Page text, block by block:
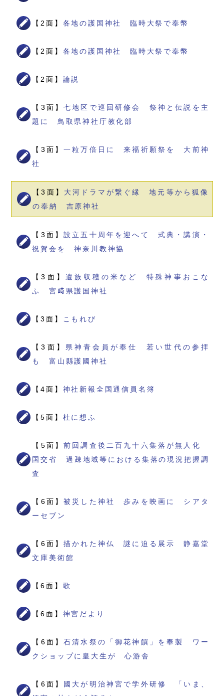
【2面】 各地の護国神社 臨時大祭で奉幣
【2面】 各地の護国神社 臨時大祭で奉幣
【2面】 論説
【3面】七地区で巡回研修会 祭神と伝説を主
題に 鳥取県神社庁教化部
【3面】一粒万倍日に 来福祈願祭を 大前神
社
【3面】 大河ドラマが繋ぐ縁 地元等から狐像
の奉納 吉原神社
【3面】設立五十周年を迎へて 式典・講演・
祝賀会を 神奈川教神協
【3面】 遺族収穫の米など 特殊神事おこな
ふ 宮﨑県護国神社
【3面】 こもれび
【3面】 県神青会員が奉仕 若い世代の参拝
も 富山縣護國神社
【4面】 神社新報全国通信員名簿
【5面】 杜に想ふ
【5面】前回調査後二百九十六集落が無人化
国交省 過疎地域等における集落の現況把握調
査
【6面】被災した神社 歩みを映画に シアタ
ーセブン
【6面】描かれた神仏 謎に迫る展示 静嘉堂
文庫美術館
【6面】 歌
【6面】 神宮だより
【6面】石清水祭の「御花神饌」を奉製 ワー
クショップに皇大生が 心游舎
【6面】
國大が明治神宮で学外研修 「いま、